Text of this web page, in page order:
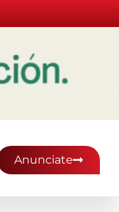
Anunciate